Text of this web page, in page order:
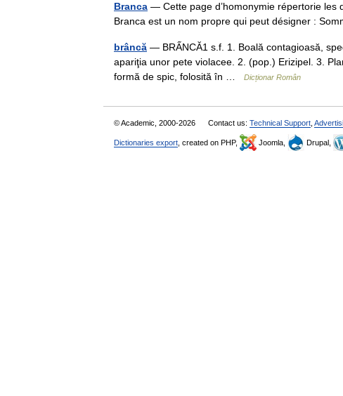
Branca — Cette page d’homonymie répertorie les
Branca est un nom propre qui peut désigner :
brâncă — BRẤNCĂ1 s.f. 1. Boală contagioasă,
apariţia unor pete violacee. 2. (pop.) Erizipel. 3.
formă de spic, folosită în …
Dicționar Român
© Academic, 2000-2026 Contact us: Technical Support
Dictionaries export , created on PHP, Joomla, Drupal,